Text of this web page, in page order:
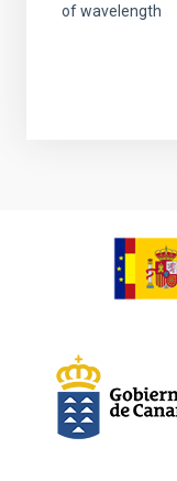
of wavelength